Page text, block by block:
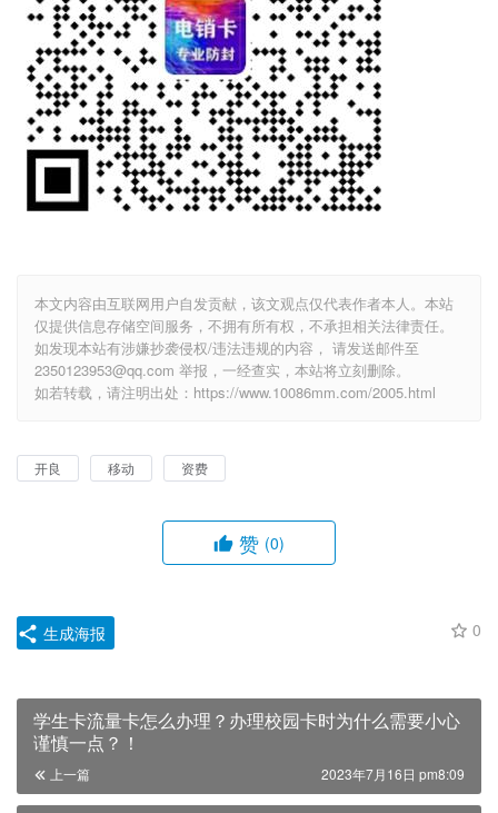
本文内容由互联网用户自发贡献，该文观点仅代表作者本人。本站
仅提供信息存储空间服务，不拥有所有权，不承担相关法律责任。
如发现本站有涉嫌抄袭侵权/违法违规的内容， 请发送邮件至
2350123953@qq.com 举报，一经查实，本站将立刻删除。
如若转载，请注明出处：https://www.10086mm.com/2005.html
开良 移动 资费
赞 (0)
0
生成海报
学生卡流量卡怎么办理？办理校园卡时为什么需要小心
谨慎一点？！
上一篇 2023年7月16日 pm8:09